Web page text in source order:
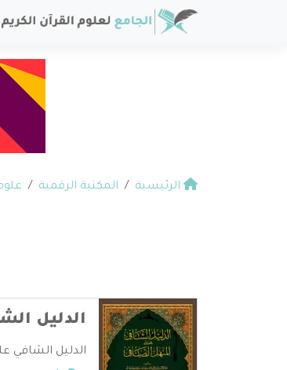
الرئيسية المكتبة الرقمية
الدليل
الدليل الشافي